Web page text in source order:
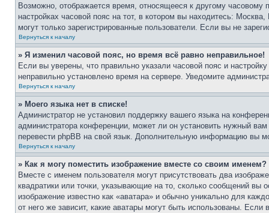
Возможно, отображается время, относящееся к другому
настройках часовой пояс на тот, в котором вы находитесь:
могут только зарегистрированные пользователи. Если вы не
Вернуться к началу
» Я изменил часовой пояс, но время всё равно неправильное!
Если вы уверены, что правильно указали часовой пояс и
неправильно установлено время на сервере. Уведомите
Вернуться к началу
» Моего языка нет в списке!
Администратор не установил поддержку вашего языка на
администратора конференции, может ли он установить нужный
перевести phpBB на свой язык. Дополнительную информацию вы
Вернуться к началу
» Как я могу поместить изображение вместе со своим именем?
Вместе с именем пользователя могут присутствовать два
квадратики или точки, указывающие на то, сколько сообщений вы
изображение известно как «аватара» и обычно уникально для
от него же зависит, какие аватары могут быть использованы.